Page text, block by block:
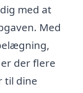
med at
Med
der flere
til dine